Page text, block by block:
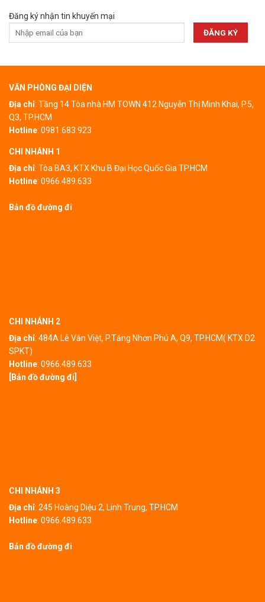
Đăng ký nhận tin khuyến mại
VĂN PHÒNG ĐẠI DIỆN
Địa chỉ: Tầng 14 Tòa nhà HM TOWN 412 Nguyễn Thị Minh Khai, P.5,
Q3, TP.HCM
Hotline: 0981.683.923
CHI NHÁNH 1
Địa chỉ: Tòa BA3, KTX Khu B Đại Học Quốc Gia TP.HCM
Hotline: 0966.489.633
Bản đồ đường đi
CHI NHÁNH 2
Địa chỉ: 484A Lê Văn Việt, P.Tăng Nhơn Phú A, Q9, TP.HCM( KTX D2
SPKT)
Hotline: 0966.489.633
[Bản đồ đường đi]
CHI NHÁNH 3
Địa chỉ: 245 Hoàng Diệu 2, Linh Trung, TP.HCM
Hotline: 0966.489.633
Bản đồ đường đi